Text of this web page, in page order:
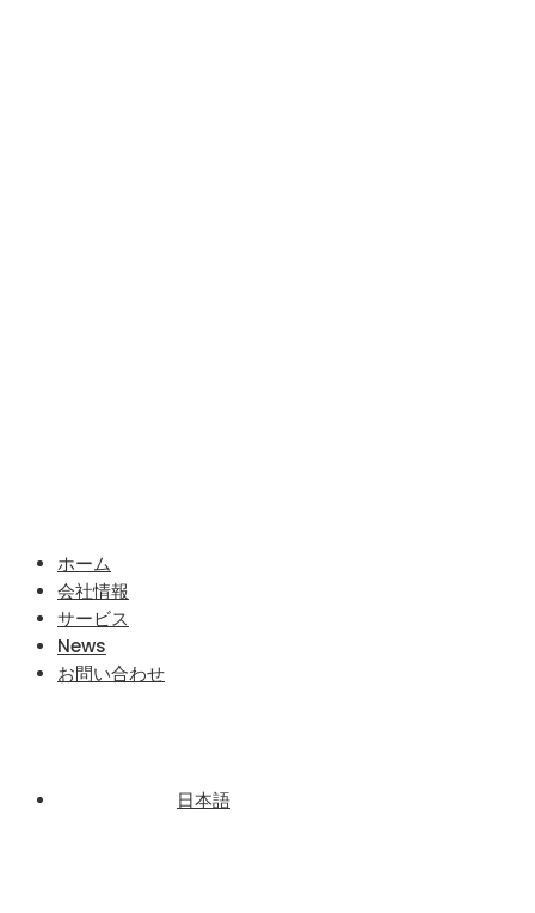
ホーム
会社情報
サービス
News
お問い合わせ
日本語